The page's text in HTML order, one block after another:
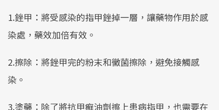
1.銼甲：將受感染的指甲銼掉一層，讓藥物作用於感
染處，藥效加倍有效。
2.擦除：將銼甲完的粉末和黴菌擦除，避免接觸感
染。
3.塗藥：除了將抗甲癬油劑擦上患病指甲，也需要在